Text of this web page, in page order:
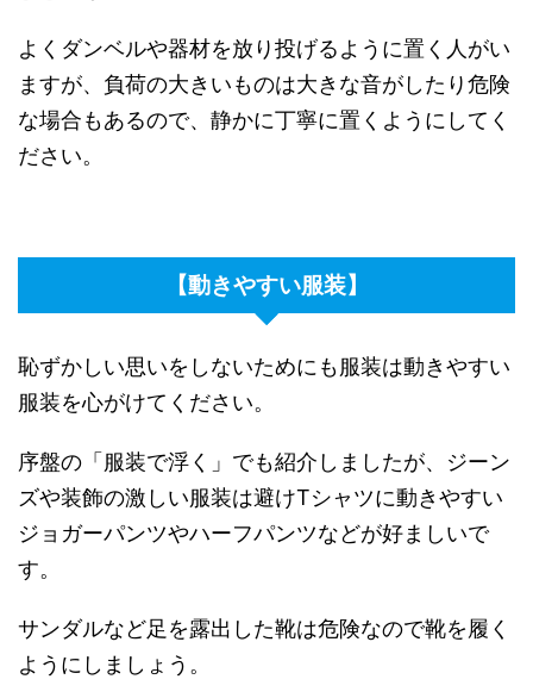
よくダンベルや器材を放り投げるように置く人がい
ますが、負荷の大きいものは大きな音がしたり危険
な場合もあるので、静かに丁寧に置くようにしてく
ださい。
【動きやすい服装】
恥ずかしい思いをしないためにも服装は動きやすい
服装を心がけてください。
序盤の「服装で浮く」でも紹介しましたが、ジーン
ズや装飾の激しい服装は避けTシャツに動きやすい
ジョガーパンツやハーフパンツなどが好ましいで
す。
サンダルなど足を露出した靴は危険なので靴を履く
ようにしましょう。